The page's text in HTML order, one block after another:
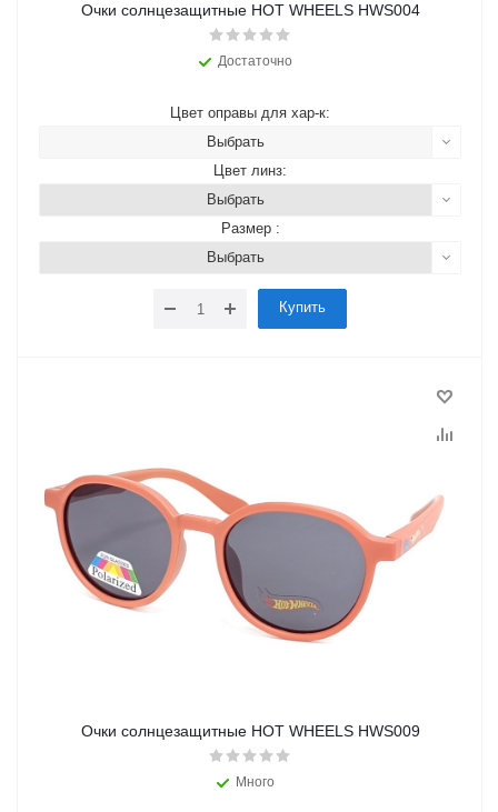
Очки солнцезащитные HOT WHEELS HWS004
Достаточно
Цвет оправы для хар-к:
Выбрать
Цвет линз:
Выбрать
Размер :
Выбрать
Купить
Очки солнцезащитные HOT WHEELS HWS009
Много